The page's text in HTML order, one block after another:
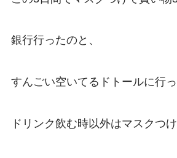
銀行行ったのと、
すんごい空いてるドトールに行っ
ドリンク飲む時以外はマスクつけ